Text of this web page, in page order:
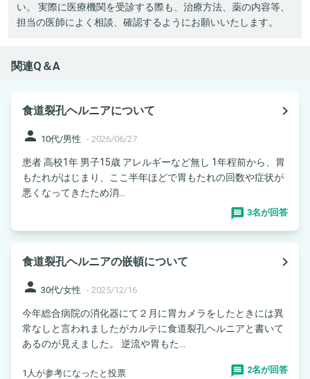
い。 実際に医療機関を受診する際も、治療方法、薬の内容等、
担当の医師によく相談、確認するようにお願いいたします。
関連Q＆A
食道裂孔ヘルニアについて
navigate_next
person 10代/男性 - 2026/06/27
患者 高校1年 男子15歳 アレルギーなど無し 1年程前から、胃
もたれがはじまり、ここ半年ほどで胃もたれの回数や症状が
悪くなってきたため消...
3名が回答
食道裂孔ヘルニアの嵌頓について
navigate_next
person 30代/女性 - 2025/12/16
今年総合病院の消化器にて２月に胃カメラをしたときには異
常なしと言われましたがカルテに食道裂孔ヘルニアと書いて
あるのが見えました。 逆流や胃もた...
1人が参考になったと投票 2名が回答